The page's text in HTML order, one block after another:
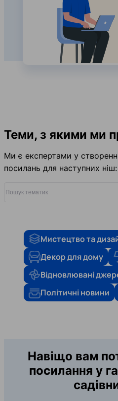
Теми, з якими ми
Ми є експертами у
посилань для наступних ніш:
Мистецтво та
Декор для дому
Відновлювані
Політичні новини
Навіщо вам
посилання у